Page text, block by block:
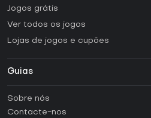
Jogos grátis
Ver todos os jogos
Lojas de jogos e cupões
Guias
Sobre nós
Contacte-nos